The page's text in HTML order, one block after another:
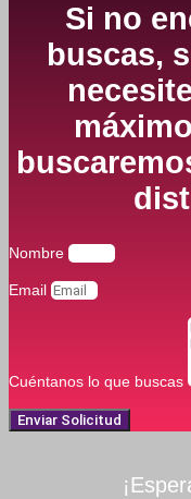
Si no
buscas,
Nombre
Email
Cuéntanos lo que buscas
Enviar Solicitud